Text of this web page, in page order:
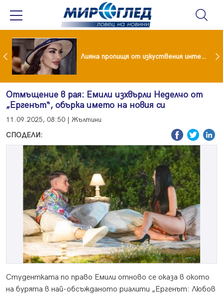
Популярен риалити герой заряза жена си заради друга Лияна пропищя от изкуствения интелект
Отмъщение в рая: Емили изхвърли Неделчо от
„Ергенът“, обърка името на новия си
11.09.2025, 08:50 | Жълтини
СПОДЕЛИ:
Студентката по право Емили отново се оказа в окото
на бурята в най-обсъжданото риалити „Ергенът: Любов